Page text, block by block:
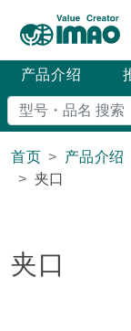
产品介绍
首页 产品介绍
夹口
夹口